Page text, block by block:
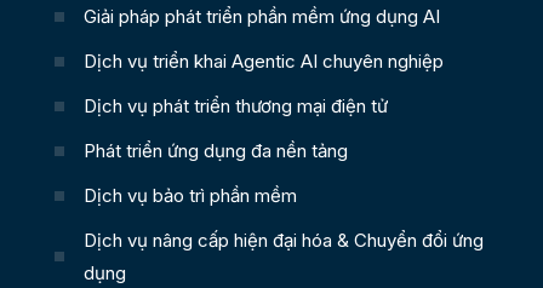
Giải pháp phát triển phần mềm ứng dụng AI
Dịch vụ triển khai Agentic AI chuyên nghiệp
Dịch vụ phát triển thương mại điện tử
Phát triển ứng dụng đa nền tảng
Dịch vụ bảo trì phần mềm
Dịch vụ nâng cấp hiện đại hóa & Chuyển đổi ứng
dụng